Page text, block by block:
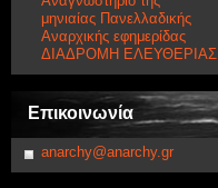
μηνιαίας Πανελλαδικής
Αναρχικής εφημερίδας
ΔΙΑΔΡΟΜΗ ΕΛΕΥΘΕΡΙΑΣ
Επικοινωνία
anarchy@anarchy.gr